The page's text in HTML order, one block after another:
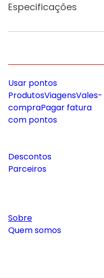
Especificações
Usar pontos
ProdutosViagensVales-
compraPagar fatura
com pontos
Descontos
Parceiros
Sobre
Quem somos